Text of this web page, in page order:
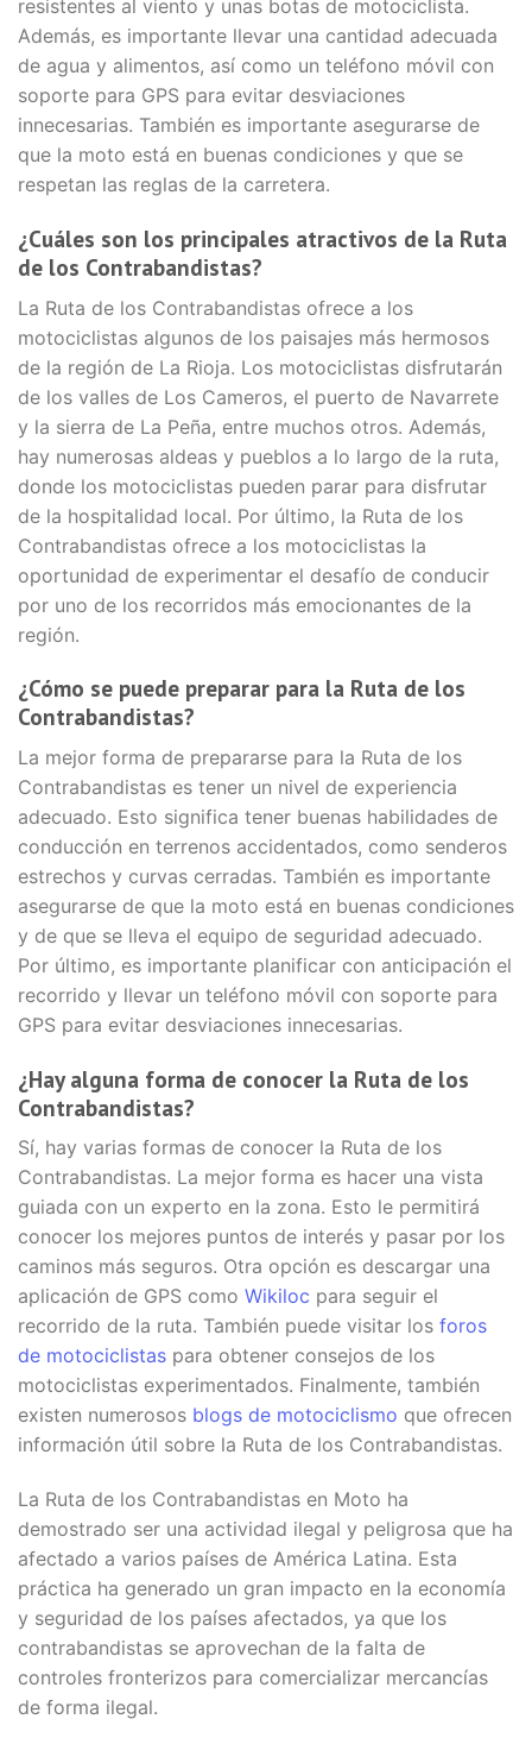
resistentes al viento y unas botas de motociclista.
Además, es importante llevar una cantidad adecuada
de agua y alimentos, así como un teléfono móvil con
soporte para GPS para evitar desviaciones
innecesarias. También es importante asegurarse de
que la moto está en buenas condiciones y que se
respetan las reglas de la carretera.
¿Cuáles son los principales atractivos de la Ruta
de los Contrabandistas?
La Ruta de los Contrabandistas ofrece a los
motociclistas algunos de los paisajes más hermosos
de la región de La Rioja. Los motociclistas disfrutarán
de los valles de Los Cameros, el puerto de Navarrete
y la sierra de La Peña, entre muchos otros. Además,
hay numerosas aldeas y pueblos a lo largo de la ruta,
donde los motociclistas pueden parar para disfrutar
de la hospitalidad local. Por último, la Ruta de los
Contrabandistas ofrece a los motociclistas la
oportunidad de experimentar el desafío de conducir
por uno de los recorridos más emocionantes de la
región.
¿Cómo se puede preparar para la Ruta de los
Contrabandistas?
La mejor forma de prepararse para la Ruta de los
Contrabandistas es tener un nivel de experiencia
adecuado. Esto significa tener buenas habilidades de
conducción en terrenos accidentados, como senderos
estrechos y curvas cerradas. También es importante
asegurarse de que la moto está en buenas condiciones
y de que se lleva el equipo de seguridad adecuado.
Por último, es importante planificar con anticipación el
recorrido y llevar un teléfono móvil con soporte para
GPS para evitar desviaciones innecesarias.
¿Hay alguna forma de conocer la Ruta de los
Contrabandistas?
Sí, hay varias formas de conocer la Ruta de los
Contrabandistas. La mejor forma es hacer una vista
guiada con un experto en la zona. Esto le permitirá
conocer los mejores puntos de interés y pasar por los
caminos más seguros. Otra opción es descargar una
aplicación de GPS como Wikiloc para seguir el
recorrido de la ruta. También puede visitar los foros
de motociclistas para obtener consejos de los
motociclistas experimentados. Finalmente, también
existen numerosos blogs de motociclismo que ofrecen
información útil sobre la Ruta de los Contrabandistas.
La Ruta de los Contrabandistas en Moto ha
demostrado ser una actividad ilegal y peligrosa que ha
afectado a varios países de América Latina. Esta
práctica ha generado un gran impacto en la economía
y seguridad de los países afectados, ya que los
contrabandistas se aprovechan de la falta de
controles fronterizos para comercializar mercancías
de forma ilegal.